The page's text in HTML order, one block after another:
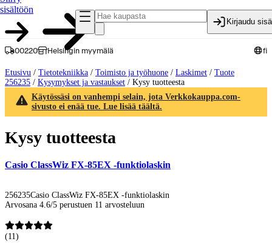
sisältöön
Kirjaudu
00220 Helsingin myymälä fi
Etusivu / Tietotekniikka / Toimisto ja työhuone / Laskimet / Tuote
256235 / Kysymykset ja vastaukset / Kysy tuotteesta
Käytössäsi on vanhempi selain, jota Verkkokauppa.com-
sivusto ei enää tue. Lue lisää täältä.
Kysy tuotteesta
Casio ClassWiz FX-85EX -funktiolaskin
256235Casio ClassWiz FX-85EX -funktiolaskin
Arvosana 4.6/5 perustuen 11 arvosteluun
(11 )